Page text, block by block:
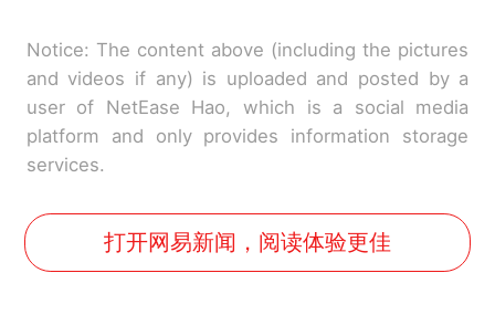
Notice: The content above (including the pictures
and videos if any) is uploaded and posted by a
user of NetEase Hao, which is a social media
platform and only provides information storage
services.
打开网易新闻，阅读体验更佳